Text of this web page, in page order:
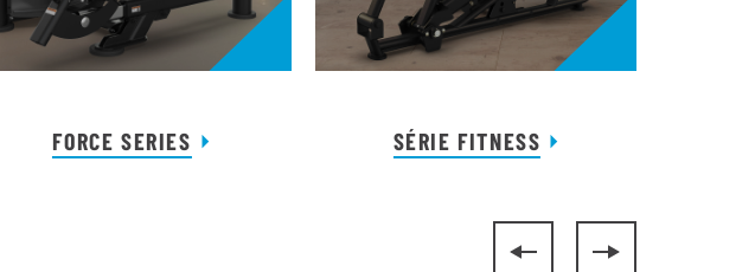
FORCE SERIES SÉRIE FITNESS